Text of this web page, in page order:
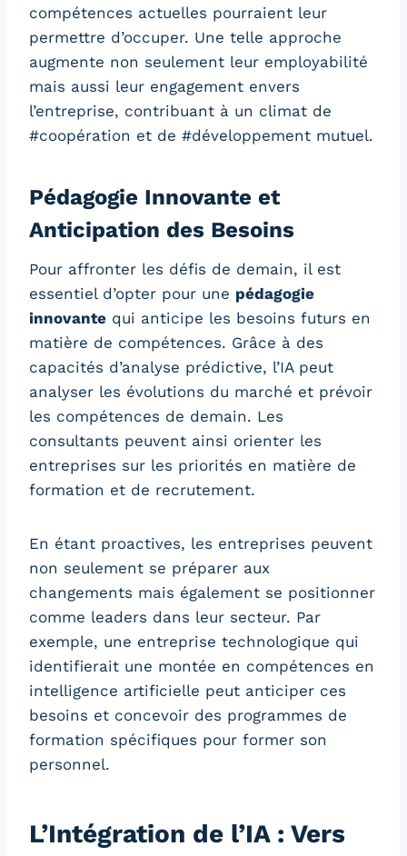
compétences actuelles pourraient leur
permettre d’occuper. Une telle approche
augmente non seulement leur employabilité
mais aussi leur engagement envers
l’entreprise, contribuant à un climat de
#coopération et de #développement mutuel.
Pédagogie Innovante et
Anticipation des Besoins
Pour affronter les défis de demain, il est
essentiel d’opter pour une pédagogie
innovante qui anticipe les besoins futurs en
matière de compétences. Grâce à des
capacités d’analyse prédictive, l’IA peut
analyser les évolutions du marché et prévoir
les compétences de demain. Les
consultants peuvent ainsi orienter les
entreprises sur les priorités en matière de
formation et de recrutement.
En étant proactives, les entreprises peuvent
non seulement se préparer aux
changements mais également se positionner
comme leaders dans leur secteur. Par
exemple, une entreprise technologique qui
identifierait une montée en compétences en
intelligence artificielle peut anticiper ces
besoins et concevoir des programmes de
formation spécifiques pour former son
personnel.
L’Intégration de l’IA : Vers